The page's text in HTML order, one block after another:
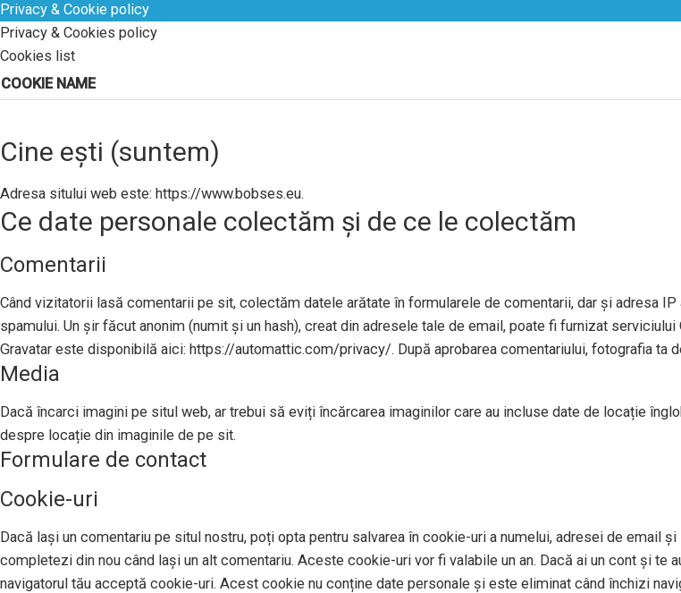
Privacy & Cookie policy
Privacy & Cookies policy
Cookies list
COOKIE NAME
Cine ești (suntem)
Adresa sitului web este: https://www.bobses.eu.
Ce date personale colectăm și de ce le colectăm
Comentarii
Când vizitatorii lasă comentarii pe sit, colectăm datele arătate în formularele de comentarii, dar și adresa
spamului. Un șir făcut anonim (numit și un hash), creat din adresele tale de email, poate fi furnizat
Gravatar este disponibilă aici: https://automattic.com/privacy/. După aprobarea comentariului, fotografia ta
Media
Dacă încarci imagini pe situl web, ar trebui să eviți încărcarea imaginilor care au incluse date de locație
despre locație din imaginile de pe sit.
Formulare de contact
Cookie-uri
Dacă lași un comentariu pe situl nostru, poți opta pentru salvarea în cookie-uri a numelui, adresei de email
completezi din nou când lași un alt comentariu. Aceste cookie-uri vor fi valabile un an. Dacă ai un cont și
navigatorul tău acceptă cookie-uri. Acest cookie nu conține date personale și este eliminat când închizi